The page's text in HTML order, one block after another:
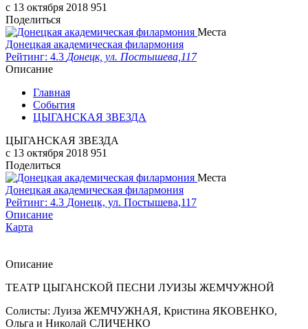
c 13 октября 2018 951
Поделиться
Места
Донецкая академическая филармония
Рейтинг: 4.3 Донецк, ул. Постышева,117
Описание
Главная
События
ЦЫГАНСКАЯ ЗВЕЗДА
ЦЫГАНСКАЯ ЗВЕЗДА
c 13 октября 2018 951
Поделиться
Места
Донецкая академическая филармония
Рейтинг: 4.3 Донецк, ул. Постышева,117
Описание
Карта
Описание
ТЕАТР ЦЫГАНСКОЙ ПЕСНИ ЛУИЗЫ ЖЕМЧУЖНОЙ
Солисты: Луиза ЖЕМЧУЖНАЯ, Кристина ЯКОВЕНКО,
Ольга и Николай СЛИЧЕНКО